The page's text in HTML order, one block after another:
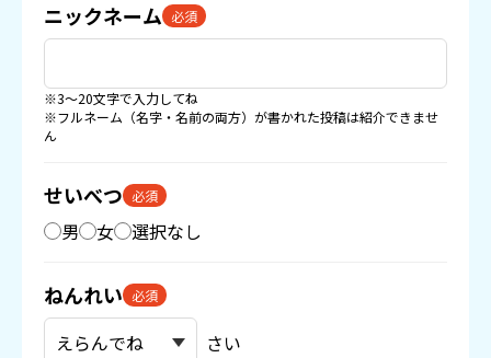
ニックネーム 必須
※3〜20文字で入力してね
※フルネーム（名字・名前の両方）が書かれた投稿は紹介できませ
ん
せいべつ 必須
男 女 選択なし
ねんれい 必須
さい